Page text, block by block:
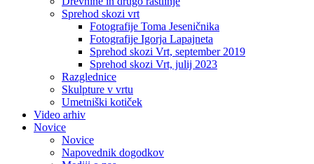
Sprehod skozi vrt
Fotografije Toma Jeseničnika
Fotografije Igorja Lapajneta
Sprehod skozi Vrt, september 2019
Sprehod skozi Vrt, julij 2023
Razglednice
Skulpture v vrtu
Umetniški kotiček
Video arhiv
Novice
Novice
Napovednik dogodkov